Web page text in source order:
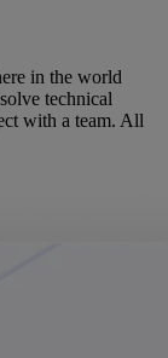
in the world
technical
with a team. All